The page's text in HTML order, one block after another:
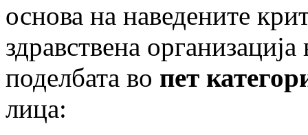
основа на наведените
здравствена
поделбата во пет
лица: